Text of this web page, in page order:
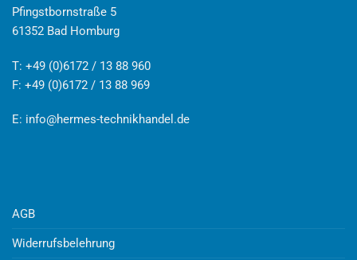
Pfingstbornstraße 5
61352 Bad Homburg
T: +49 (0)6172 / 13 88 960
F: +49 (0)6172 / 13 88 969
E: info@hermes-technikhandel.de
AGB
Widerrufsbelehrung